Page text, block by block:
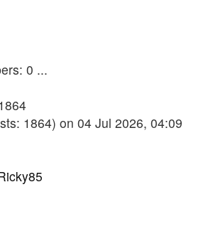
0 ...
1864) on 04 Jul 2026, 04:09